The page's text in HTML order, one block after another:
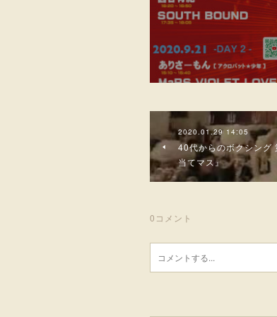
2020.01.29 14:05
40代からのボクシン
当てマス』
0 コメント